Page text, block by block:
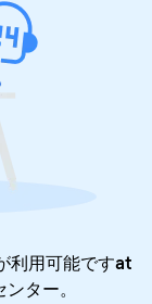
用可能ですat
ンター。